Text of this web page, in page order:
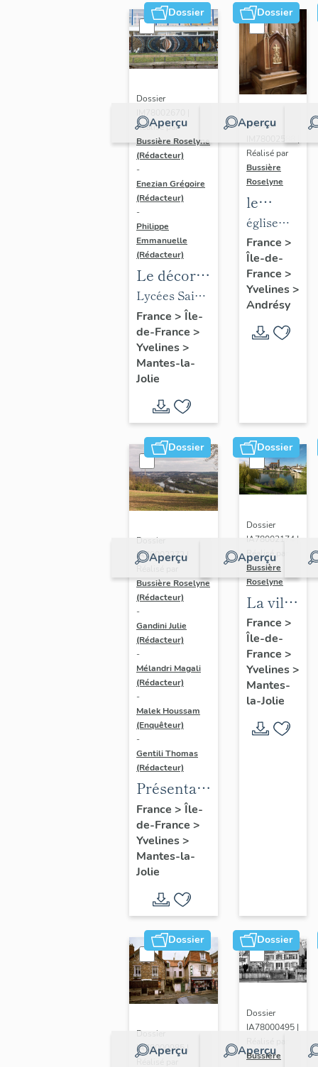
Dossier
Aperçu
Dossier
IM78002670 |
Réalisé par
Bussière Roselyne
(Rédacteur)
-
Enezian Grégoire
(Rédacteur)
-
Philippe
Emmanuelle
(Rédacteur)
Le décor
des lycées
de Mantes
Lycées Saint-
Exupéry et
Jean Rostand
France > Île-
de-France >
Yvelines>
Mantes-la-
Jolie
Dossier
Aperçu
Dossier
Réalisé par
Bussière
Roselyne
le
mobilier
de
l'église
Saint-
Germain-
de-
Paris
église
paroissiale
Saint-
Germain
France >
Île-de-
France >
Yvelines>
Andrésy
Dossier
Aperçu
Dossier
IA78002272 |
Bussière Roselyne
(Rédacteur)
-
Gandini Julie
(Rédacteur)
-
Mélandri Magali
(Rédacteur)
-
Malek Houssam
(Enquêteur)
-
Gentili Thomas
(Rédacteur)
Présentation
de l'étude
France > Île-
de-France >
Yvelines>
Mantes-la-
Jolie
Dossier
Aperçu
Dossier
IA78002174 |
Réalisé par
Bussière
Roselyne
La ville
de
Mantes-
la-Jolie
France >
Île-de-
France >
Yvelines>
Mantes-
la-Jolie
Dossier
Aperçu
Dossier
IA78000985 |
Dossier
Aperçu
Dossier
IA78000495 |
Bussière